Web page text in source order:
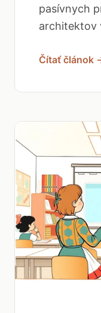
pasívnych
architektov
Čítať článok